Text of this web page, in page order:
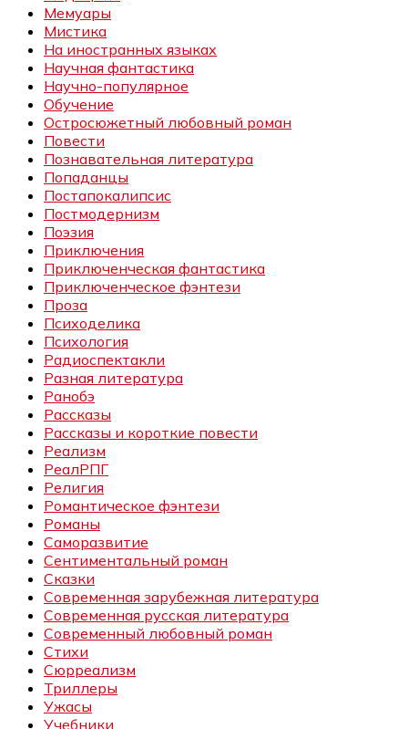
Мемуары
Мистика
На иностранных языках
Научная фантастика
Научно-популярное
Обучение
Остросюжетный любовный роман
Повести
Познавательная литература
Попаданцы
Постапокалипсис
Постмодернизм
Поэзия
Приключения
Приключенческая фантастика
Приключенческое фэнтези
Проза
Психоделика
Психология
Радиоспектакли
Разная литература
Ранобэ
Рассказы
Рассказы и короткие повести
Реализм
РеалРПГ
Религия
Романтическое фэнтези
Романы
Саморазвитие
Сентиментальный роман
Сказки
Современная зарубежная литература
Современная русская литература
Современный любовный роман
Стихи
Сюрреализм
Триллеры
Ужасы
Учебники